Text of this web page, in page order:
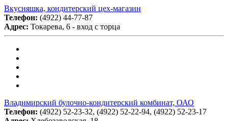
Вкусняшка, кондитерский цех-магазин
Телефон: (4922) 44-77-87
Адрес: Токарева, 6 - вход с торца
Владимирский булочно-кондитерский комбинат, ОАО
Телефон: (4922) 52-23-32, (4922) 52-22-94, (4922) 52-23-17